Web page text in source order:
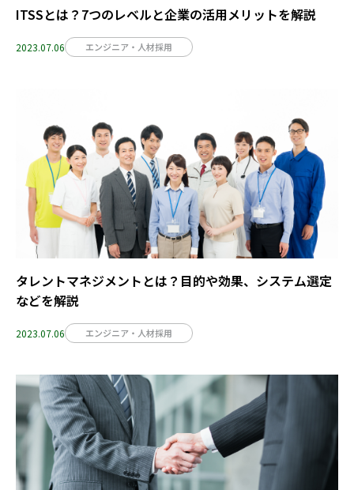
ITSSとは？7つのレベルと企業の活用メリットを解説
2023.07.06 エンジニア・人材採用
タレントマネジメントとは？目的や効果、システム選定
などを解説
2023.07.06 エンジニア・人材採用